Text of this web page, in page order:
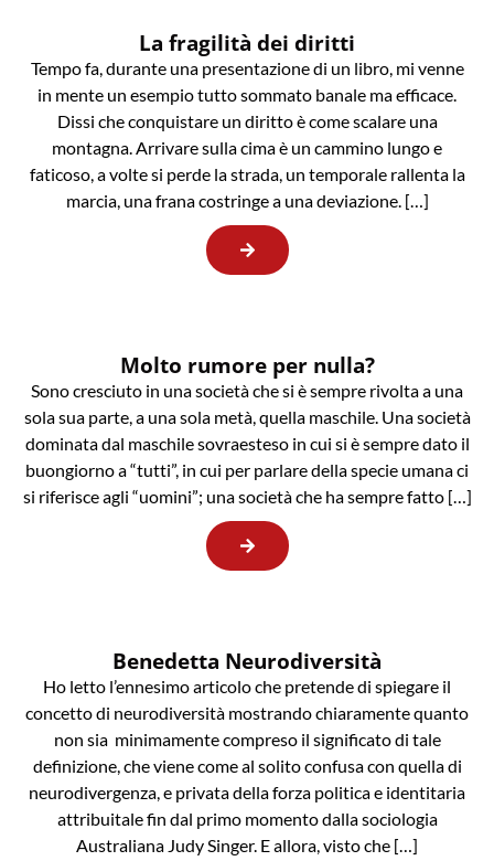
La fragilità dei diritti
Tempo fa, durante una presentazione di un libro, mi venne
in mente un esempio tutto sommato banale ma efficace.
Dissi che conquistare un diritto è come scalare una
montagna. Arrivare sulla cima è un cammino lungo e
faticoso, a volte si perde la strada, un temporale rallenta la
marcia, una frana costringe a una deviazione. […]
Molto rumore per nulla?
Sono cresciuto in una società che si è sempre rivolta a una
sola sua parte, a una sola metà, quella maschile. Una società
dominata dal maschile sovraesteso in cui si è sempre dato il
buongiorno a “tutti”, in cui per parlare della specie umana ci
si riferisce agli “uomini”; una società che ha sempre fatto […]
Benedetta Neurodiversità
Ho letto l’ennesimo articolo che pretende di spiegare il
concetto di neurodiversità mostrando chiaramente quanto
non sia minimamente compreso il significato di tale
definizione, che viene come al solito confusa con quella di
neurodivergenza, e privata della forza politica e identitaria
attribuitale fin dal primo momento dalla sociologia
Australiana Judy Singer. E allora, visto che […]